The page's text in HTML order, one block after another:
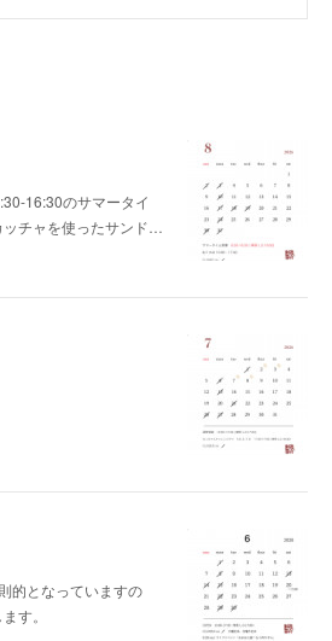
16:30のサマータイ
ッチャを使ったサンド…
的となっていますの
す。